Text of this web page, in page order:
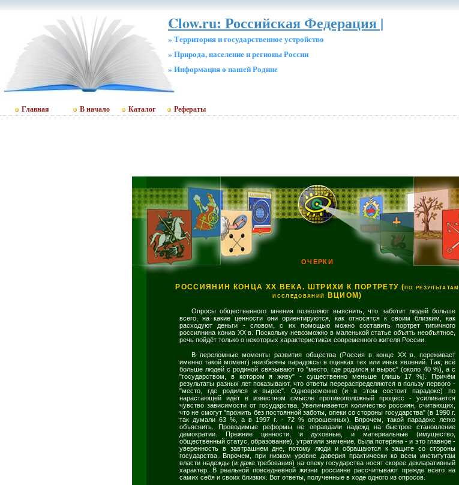
Clow.ru: Российская Федерация |
» Территория и государственное устройство
» Природа, население и регионы России
» Информация о нашей Родине
Главная В начало Каталог Рефераты
ОЧЕРКИ
РОССИЯНИН КОНЦА XX ВЕКА. ШТРИХИ К ПОРТРЕТУ (по результатам
исследований ВЦИОМ)
Опросы общественного мнения позволяют выяснить, что заботит людей больше
всего, на какие ценности они ориентируются, как относятся к своим близким, как
расходуют деньги - словом, с их помощью можно составить портрет типичного
россиянина кониа XX в. Поскольку невозможно в маленькой статье объять необъятное,
речь пойдёт только о некоторых характеристиках современного жителя России.
В переломные моменты развития общества (Россия в конце XX в. переживает
именно такой момент) неизбежны парадоксы в оценках тех или иных явлений. Так, всё
больше людей с родиной связывают то "место, где родился и вырос" (около 40 %), а с
"государством, в котором я живу" - существенно меньше (лишь 17 %). Причём
результаты разных лет показывают, что ответы перераспределяются в пользу первого -
"место, где родился и вырос". Одновременно (и в этом состоит парадокс) по
нарастающей идёт в известном смысле противоположный процесс - усиливается
чувство зависимости от государства. Увеличивается количество россиян, считающих,
что не смогут "прожить без постоянной заботы, опеки со стороны государства" (в 1990 г.
так думали 63 %, а в 1997 г. - 72 % опрошенных). Впрочем, такой парадокс легко
объяснить. Проводимые реформы не оправдали надежд на быстрое становление
демократии. Прежние ценности, и духовные, и материальные (имущество,
общественный статус, образование), утратили значение, была потеряна - и это главное -
уверенность в завтрашнем дне, потому люди и обращаются к защите со стороны
государства. Впрочем, при низком уровне доверия практически ко всем институтам
власти надежды (и даже требования) на опеку государства носят скорее декларативный
характер. В реальной повседневной жизни россияне рассчитывают прежде всего на
самих себя и своих близких. Вот ответы, полученные в ходе одного из опросов.